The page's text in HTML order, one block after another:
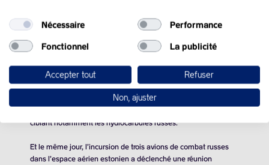
toujours retenu par la crainte d’une offre trop importante.
L’Iran et la Russie sont tous deux confrontés à une pression
pétrole cette semaine.
Vendredi, la Commission européenne a proposé aux pays de
ciblant notamment les hydrocarbures russes.
Et le même jour, l’incursion de trois avions de combat russes
dans l’espace aérien estonien a déclenché une réunion
Nécessaire Performance
Fonctionnel La publicité
Accepter tout Refuser
Non, ajuster